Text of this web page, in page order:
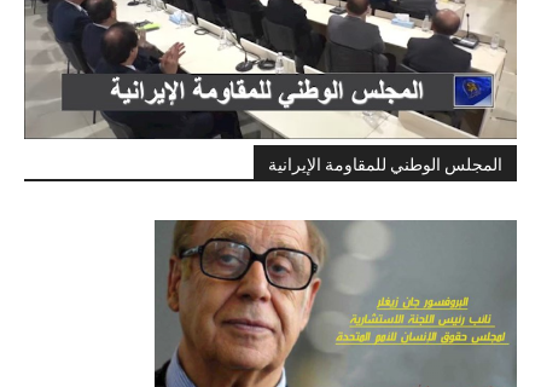
المجلس الوطني للمقاومة الإيرانية